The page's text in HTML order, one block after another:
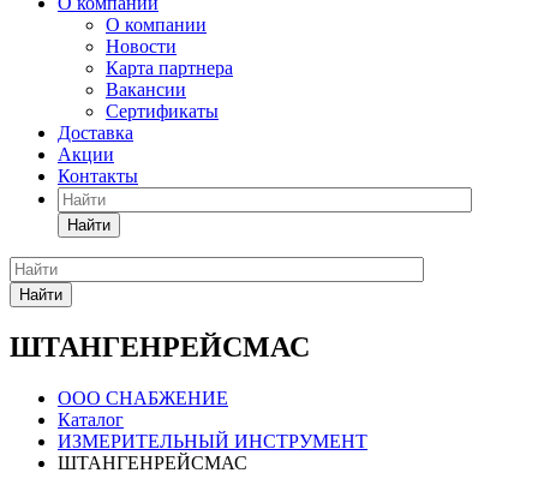
О компании
Новости
Карта партнера
Вакансии
Сертификаты
Доставка
Акции
Контакты
Найти
Найти
ШТАНГЕНРЕЙСМАС
ООО СНАБЖЕНИЕ
Каталог
ИЗМЕРИТЕЛЬНЫЙ ИНСТРУМЕНТ
ШТАНГЕНРЕЙСМАС